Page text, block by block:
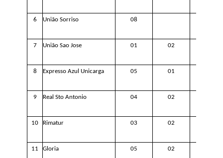
6 União Sorriso 08
7 União Sao Jose 01 02
8 Expresso Azul Unicarga 05 01
9 Real Sto Antonio 04 02
10 Rimatur 03 02
11 Gloria 05 02